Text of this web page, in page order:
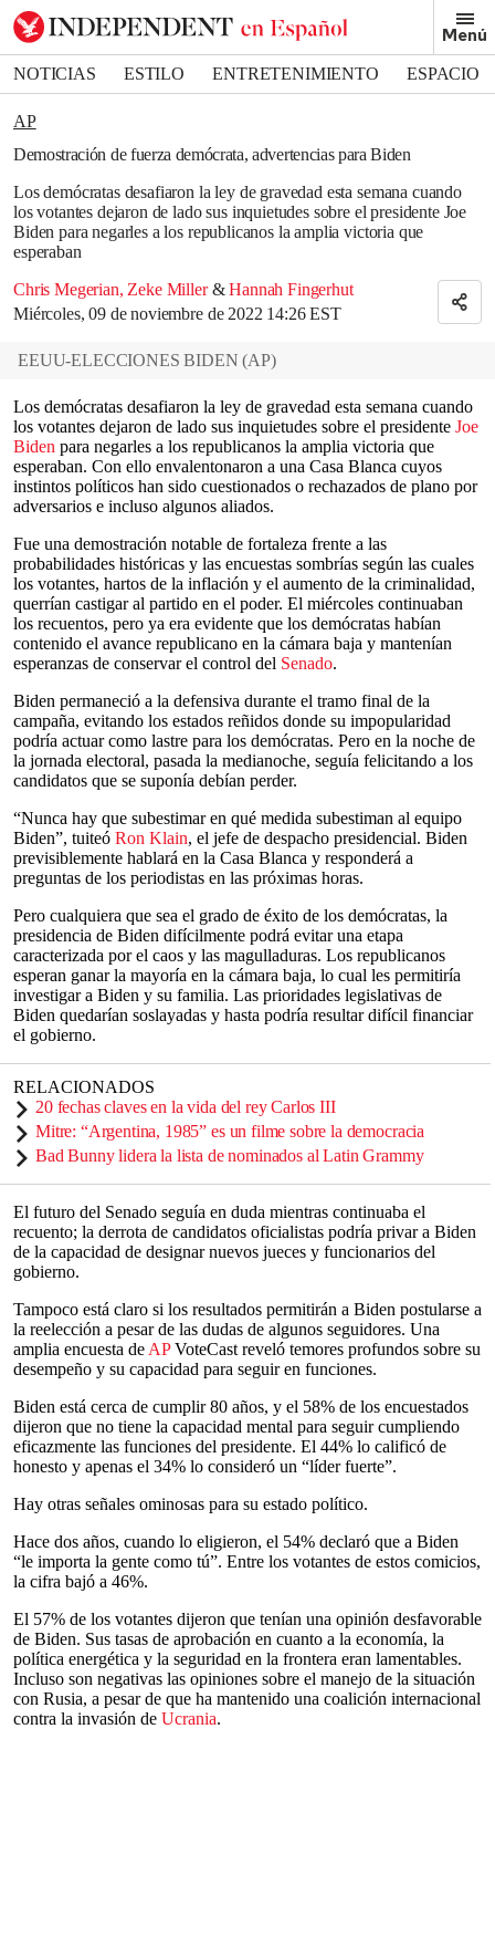
Menú
NOTICIAS ESTILO ENTRETENIMIENTO
ESPACIO
DEPORTES
AP
Demostración de fuerza demócrata, advertencias para Biden
Los demócratas desafiaron la ley de gravedad esta semana cuando
los votantes dejaron de lado sus inquietudes sobre el presidente Joe
Biden para negarles a los republicanos la amplia victoria que
esperaban
Chris Megerian, Zeke Miller & Hannah Fingerhut
Miércoles, 09 de noviembre de 2022 14:26 EST
Bookmark popover
Removed from bookmarks
Close popover
EEUU-ELECCIONES BIDEN (AP)
Los demócratas desafiaron la ley de gravedad esta semana cuando
los votantes dejaron de lado sus inquietudes sobre el presidente Joe
Biden para negarles a los republicanos la amplia victoria que
esperaban. Con ello envalentonaron a una Casa Blanca cuyos
instintos políticos han sido cuestionados o rechazados de plano por
adversarios e incluso algunos aliados.
Fue una demostración notable de fortaleza frente a las
probabilidades históricas y las encuestas sombrías según las cuales
los votantes, hartos de la inflación y el aumento de la criminalidad,
querrían castigar al partido en el poder. El miércoles continuaban
los recuentos, pero ya era evidente que los demócratas habían
contenido el avance republicano en la cámara baja y mantenían
esperanzas de conservar el control del Senado.
Biden permaneció a la defensiva durante el tramo final de la
campaña, evitando los estados reñidos donde su impopularidad
podría actuar como lastre para los demócratas. Pero en la noche de
la jornada electoral, pasada la medianoche, seguía felicitando a los
candidatos que se suponía debían perder.
“Nunca hay que subestimar en qué medida subestiman al equipo
Biden”, tuiteó Ron Klain, el jefe de despacho presidencial. Biden
previsiblemente hablará en la Casa Blanca y responderá a
preguntas de los periodistas en las próximas horas.
Pero cualquiera que sea el grado de éxito de los demócratas, la
presidencia de Biden difícilmente podrá evitar una etapa
caracterizada por el caos y las magulladuras. Los republicanos
esperan ganar la mayoría en la cámara baja, lo cual les permitiría
investigar a Biden y su familia. Las prioridades legislativas de
Biden quedarían soslayadas y hasta podría resultar difícil financiar
el gobierno.
RELACIONADOS
20 fechas claves en la vida del rey Carlos III
Mitre: “Argentina, 1985” es un filme sobre la democracia
Bad Bunny lidera la lista de nominados al Latin Grammy
El futuro del Senado seguía en duda mientras continuaba el
recuento; la derrota de candidatos oficialistas podría privar a Biden
de la capacidad de designar nuevos jueces y funcionarios del
gobierno.
Tampoco está claro si los resultados permitirán a Biden postularse a
la reelección a pesar de las dudas de algunos seguidores. Una
amplia encuesta de APVoteCast reveló temores profundos sobre su
desempeño y su capacidad para seguir en funciones.
Biden está cerca de cumplir 80 años, y el 58% de los encuestados
dijeron que no tiene la capacidad mental para seguir cumpliendo
eficazmente las funciones del presidente. El 44% lo calificó de
honesto y apenas el 34% lo consideró un “líder fuerte”.
Hay otras señales ominosas para su estado político.
Hace dos años, cuando lo eligieron, el 54% declaró que a Biden
“le importa la gente como tú”. Entre los votantes de estos comicios,
la cifra bajó a 46%.
El 57% de los votantes dijeron que tenían una opinión desfavorable
de Biden. Sus tasas de aprobación en cuanto a la economía, la
política energética y la seguridad en la frontera eran lamentables.
Incluso son negativas las opiniones sobre el manejo de la situación
con Rusia, a pesar de que ha mantenido una coalición internacional
contra la invasión de Ucrania.